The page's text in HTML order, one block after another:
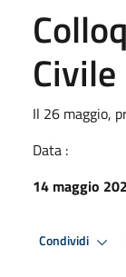
Il 26 maggio,
Data :
14 maggio
Condividi